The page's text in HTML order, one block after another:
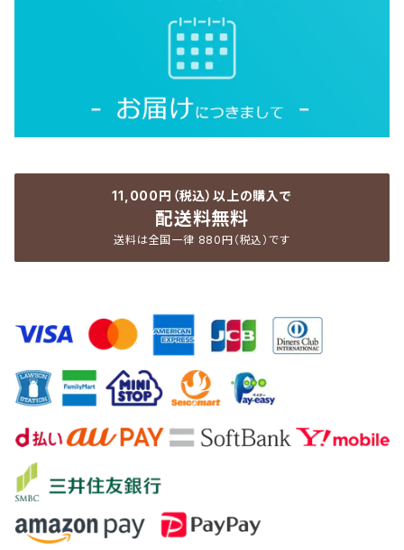
11,000円（税込）以上の購入で
配送料無料
送料は全国一律 880円（税込）です